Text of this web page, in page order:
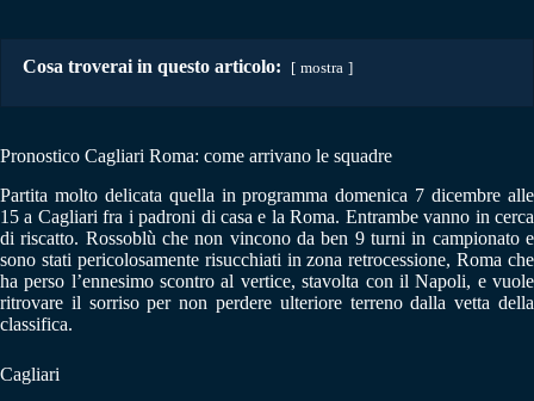
Cosa troverai in questo articolo: mostra
Pronostico Cagliari Roma: come arrivano le squadre
Partita molto delicata quella in programma domenica 7 dicembre alle
15 a Cagliari fra i padroni di casa e la Roma. Entrambe vanno in cerca
di riscatto. Rossoblù che non vincono da ben 9 turni in campionato e
sono stati pericolosamente risucchiati in zona retrocessione, Roma che
ha perso l’ennesimo scontro al vertice, stavolta con il Napoli, e vuole
ritrovare il sorriso per non perdere ulteriore terreno dalla vetta della
classifica.
Cagliari